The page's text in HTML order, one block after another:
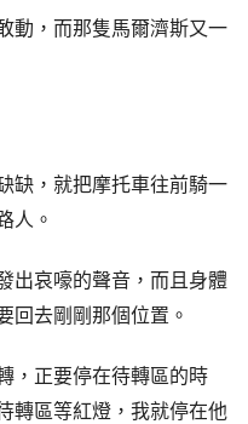
動，而那隻馬爾濟斯又一
缺，就把摩托車往前騎一
人。
出哀嚎的聲音，而且身體
回去剛剛那個位置。
，正要停在待轉區的時
轉區等紅燈，我就停在他